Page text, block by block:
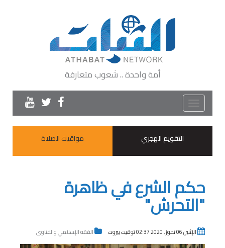
أمة واحدة .. شعوب متعارفة
Toggle
navigation
التقويم الهجري
مواقيت الصلاة
حكم الشرع في ظاهرة
"التحرش"
الإثنين 06 تموز , 2020 02:37 توقيت بيروت الفقه الإسلامي والفتاوى